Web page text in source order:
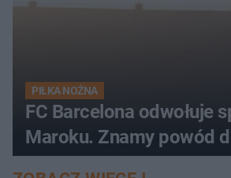
PIŁKA NOŻNA
FC Barcelona odwołuje
Maroku. Znamy powód